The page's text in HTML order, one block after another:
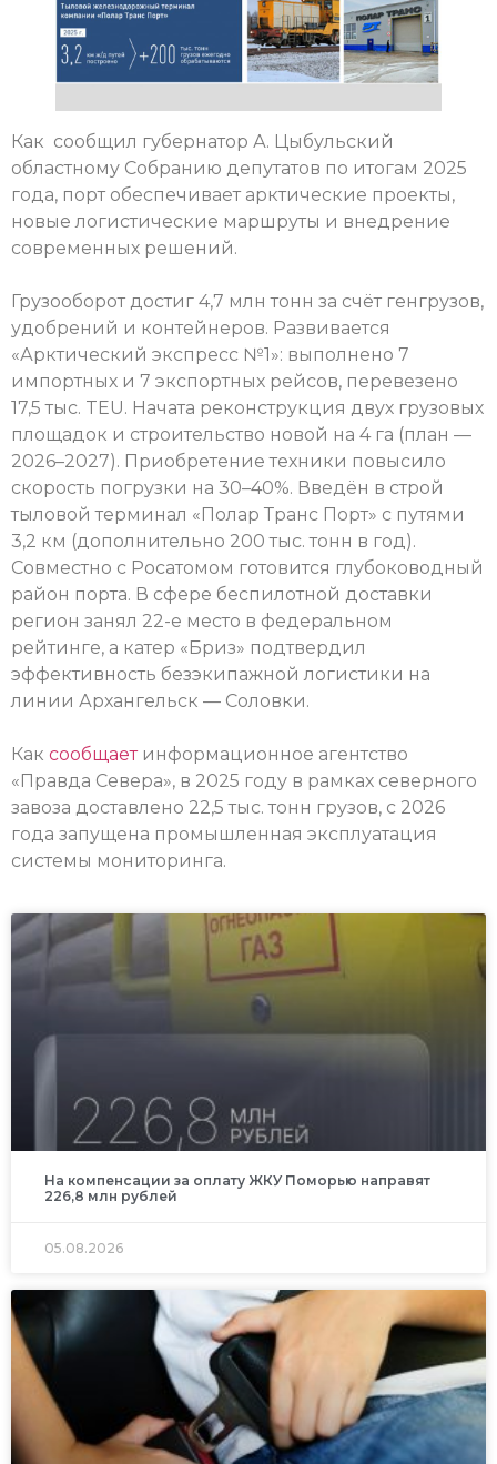
Как сообщил губернатор А. Цыбульский
областному Собранию депутатов по итогам 2025
года, порт обеспечивает арктические проекты,
новые логистические маршруты и внедрение
современных решений.
Грузооборот достиг 4,7 млн тонн за счёт генгрузов,
удобрений и контейнеров. Развивается
«Арктический экспресс №1»: выполнено 7
импортных и 7 экспортных рейсов, перевезено
17,5 тыс. TEU. Начата реконструкция двух грузовых
площадок и строительство новой на 4 га (план —
2026–2027). Приобретение техники повысило
скорость погрузки на 30–40%. Введён в строй
тыловой терминал «Полар Транс Порт» с путями
3,2 км (дополнительно 200 тыс. тонн в год).
Совместно с Росатомом готовится глубоководный
район порта. В сфере беспилотной доставки
регион занял 22-е место в федеральном
рейтинге, а катер «Бриз» подтвердил
эффективность безэкипажной логистики на
линии Архангельск — Соловки.
Как сообщаетинформационное агентство
«Правда Севера», в 2025 году в рамках северного
завоза доставлено 22,5 тыс. тонн грузов, с 2026
года запущена промышленная эксплуатация
системы мониторинга.
На компенсации за оплату ЖКУ Поморью направят
226,8 млн рублей
05.08.2026